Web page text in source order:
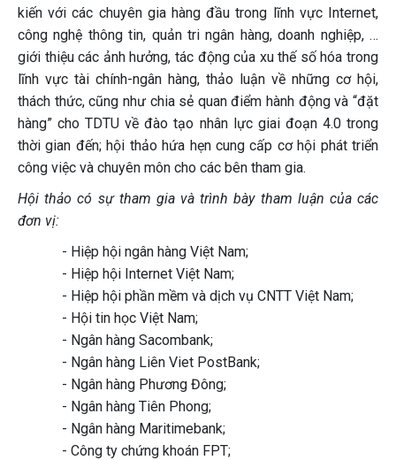
kiến với các chuyên gia hàng đầu trong lĩnh vực Internet,
công nghệ thông tin, quản tri ngân hàng, doanh nghiệp, …
giới thiệu các ảnh hưởng, tác động của xu thế số hóa trong
lĩnh vực tài chính-ngân hàng, thảo luận về những cơ hội,
thách thức, cũng như chia sẻ quan điểm hành động và “đặt
hàng” cho TDTU về đào tạo nhân lực giai đoạn 4.0 trong
thời gian đến; hội thảo hứa hẹn cung cấp cơ hội phát triển
công việc và chuyên môn cho các bên tham gia.
Hội thảo có sự tham gia và trình bày tham luận của các
đơn vị:
- Hiệp hội ngân hàng Việt Nam;
- Hiệp hội Internet Việt Nam;
- Hiệp hội phần mềm và dịch vụ CNTT Việt Nam;
- Hội tin học Việt Nam;
- Ngân hàng Sacombank;
- Ngân hàng Liên Viet PostBank;
- Ngân hàng Phương Đông;
- Ngân hàng Tiên Phong;
- Ngân hàng Maritimebank;
- Công ty chứng khoán FPT;